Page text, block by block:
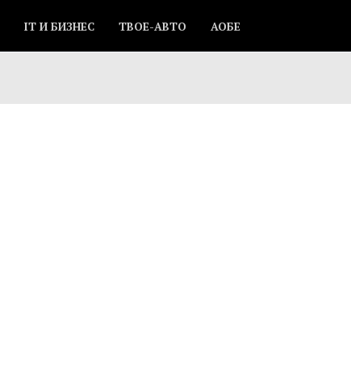
IT И БИЗНЕС ТВОЕ-АВТО АОБЕ